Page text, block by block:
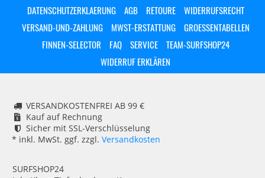
DATENSCHUTZERKLAERUNG
AGB RETOURE
WIDERRUFSRECHT
VERSAND-UND-ZAHLUNG
MWST-ERSTATTUNG
GROESSENTABELLEN
FINNEN-SELECTOR
FAQ SERVICE
TEAM-SURFSHOP24
WIDERRUF ERKLÄREN
VERSANDKOSTENFREI AB 99 €
Kauf auf Rechnung
Sicher mit SSL-Verschlüsselung
* inkl. MwSt. ggf. zzgl. Versandkosten
SURFSHOP24